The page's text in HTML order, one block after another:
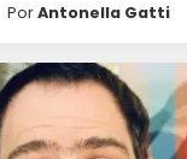
PorAntonella Gatti